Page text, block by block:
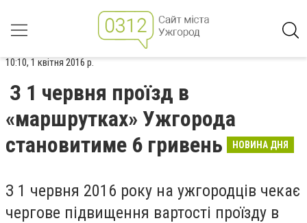
10:10, 1 квітня 2016 р.
З 1 червня проїзд в
«маршрутках» Ужгорода
становитиме 6 гривень
НОВИНА ДНЯ
З 1 червня 2016 року на ужгородців чекає
чергове підвищення вартості проїзду в